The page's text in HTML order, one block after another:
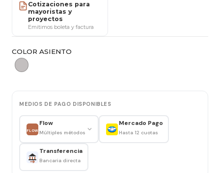
Tapiz en felpa, suave y confortable.
Patas de metal color negro, firmes y resistentes
para uso diario.
Uso recomendado
Apta para uso interior.
contemporáneo.
Mantenimiento y cuidado
Limpiar con paño seco o ligeramente húmedo.
Cotizaciones para
mayoristas y
proyectos
Emitimos boleta y factura
COLOR ASIENTO
MEDIOS DE PAGO DISPONIBLES
FLOW
Flow
Múltiples métodos
Mercado Pago
Hasta 12 cuotas
Transferencia
Bancaria directa